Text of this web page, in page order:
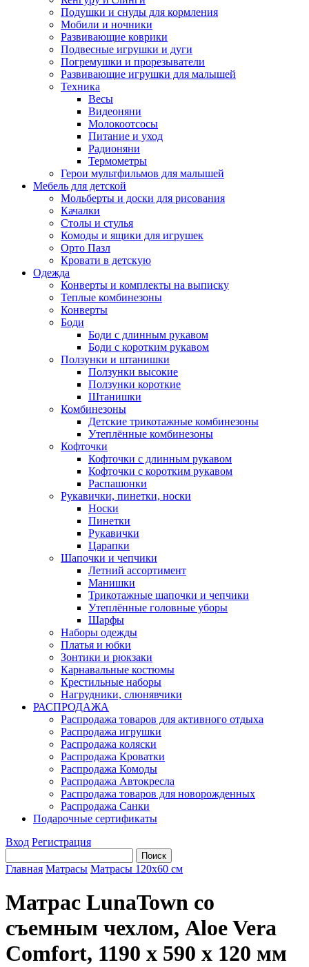
Подушки и снуды для кормления
Мобили и ночники
Развивающие коврики
Подвесные игрушки и дуги
Погремушки и прорезыватели
Развивающие игрушки для малышей
Техника
Весы
Видеоняни
Молокоотсосы
Питание и уход
Радионяни
Термометры
Герои мультфильмов для малышей
Мебель для детской
Мольберты и доски для рисования
Качалки
Столы и стулья
Комоды и ящики для игрушек
Орто Пазл
Кровати в детскую
Одежда
Конверты и комплекты на выписку
Теплые комбинезоны
Конверты
Боди
Боди с длинным рукавом
Боди с коротким рукавом
Ползунки и штанишки
Ползунки высокие
Ползунки короткие
Штанишки
Комбинезоны
Детские трикотажные комбинезоны
Утеплённые комбинезоны
Кофточки
Кофточки с длинным рукавом
Кофточки с коротким рукавом
Распашонки
Рукавички, пинетки, носки
Носки
Пинетки
Рукавички
Царапки
Шапочки и чепчики
Летний ассортимент
Манишки
Трикотажные шапочки и чепчики
Утеплённые головные уборы
Шарфы
Наборы одежды
Платья и юбки
Зонтики и рюкзаки
Карнавальные костюмы
Крестильные наборы
Нагрудники, слюнявчики
РАСПРОДАЖА
Распродажа товаров для активного отдыха
Распродажа игрушки
Распродажа коляски
Распродажа Кроватки
Распродажа Комоды
Распродажа Автокресла
Распродажа товаров для новорожденных
Распродажа Санки
Подарочные сертификаты
Вход Регистрация
Главная Матрасы Матрасы 120х60 см
Матрас LunaTown со
съемным чехлом, Aloe Vera
Comfort, 1190 x 590 х 120 мм